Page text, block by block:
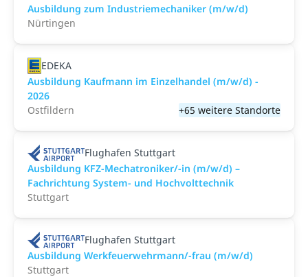
Ausbildung zum Industriemechaniker (m/w/d)
Nürtingen
EDEKA
Ausbildung Kaufmann im Einzelhandel (m/w/d) -
2026
Ostfildern
+65 weitere Standorte
Flughafen Stuttgart
Ausbildung KFZ-Mechatroniker/-in (m/w/d) –
Fachrichtung System- und Hochvolttechnik
Stuttgart
Flughafen Stuttgart
Ausbildung Werkfeuerwehrmann/-frau (m/w/d)
Stuttgart